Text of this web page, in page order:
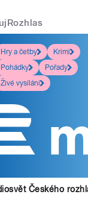
Hry a četby
Krimi
Pohádky
Pořady
Živé vysílání
Českého